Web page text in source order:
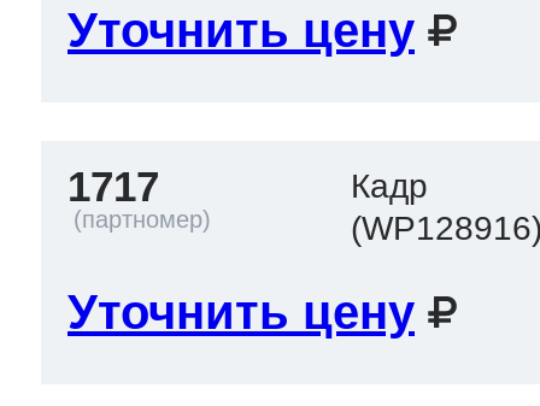
Уточнить цену
1717
Кадр
Уточнить цену